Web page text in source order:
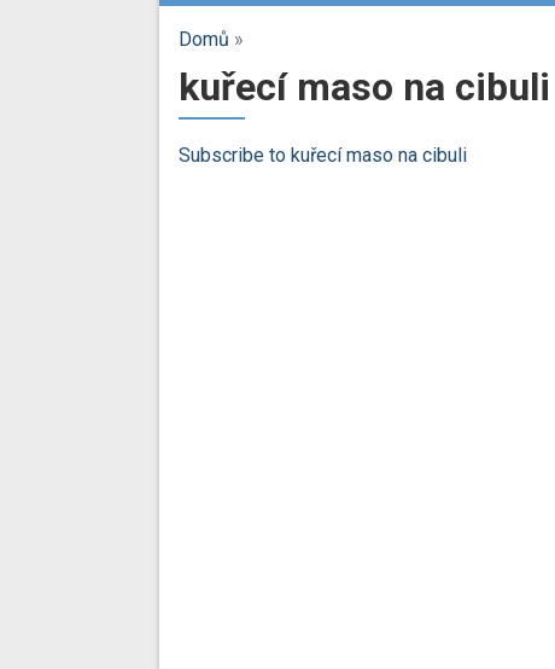
Domů »
kuřecí maso na cibuli
Subscribe to kuřecí maso na cibuli